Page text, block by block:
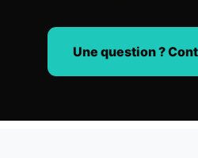
Une question ?